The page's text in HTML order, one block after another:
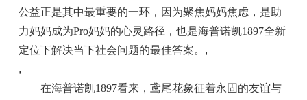
公益正是其中最重要的一环，因为聚焦妈妈焦虑，是助
力妈妈成为Pro妈妈的心灵路径，也是海普诺凯1897全新
定位下解决当下社会问题的最佳答案。 ,
,
在海普诺凯1897看来，鸢尾花象征着永固的友谊与